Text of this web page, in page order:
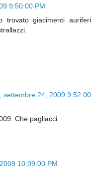
9:50:00 PM
trovato giacimenti auriferi
settembre 24, 2009 9:52:00
Che pagliacci.
10:09:00 PM